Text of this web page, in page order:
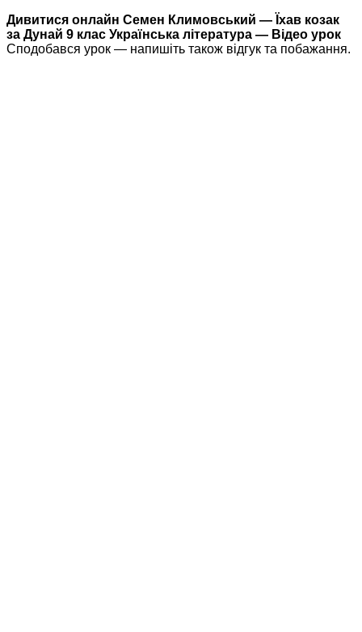
Дивитися онлайн Семен Климовський — Їхав козак
за Дунай 9 клас Українська література — Відео урок
Сподобався урок — напишіть також відгук та побажання.